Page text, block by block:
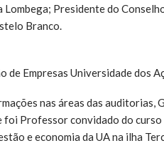
Lombega; Presidente do
Branco.
de Empresas Universidade dos
nas áreas das auditorias,
foi Professor convidado do curso
e economia da UA na ilha